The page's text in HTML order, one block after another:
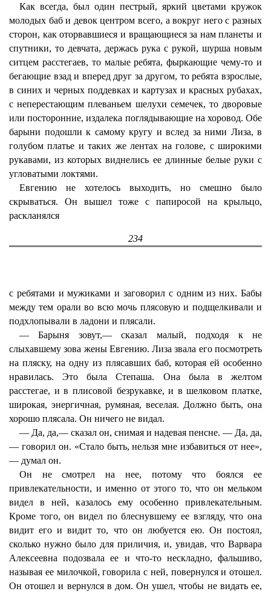
Как всегда, был один пестрый, яркий цветами кружок
молодых баб и девок центром всего, а вокруг него с разных
сторон, как оторвавшиеся и вращающиеся за нам планеты и
спутники, то девчата, держась рука с рукой, шурша новым
ситцем расстегаев, то малые ребята, фыркающие чему-то и
бегающие взад и вперед друг за другом, то ребята взрослые,
в синих и черных поддевках и картузах и красных рубахах,
с неперестающим плеваньем шелухи семечек, то дворовые
или посторонние, издалека поглядывающие на хоровод. Обе
барыни подошли к самому кругу и вслед за ними Лиза, в
голубом платье и таких же лентах на голове, с широкими
рукавами, из которых виднелись ее длинные белые руки с
угловатыми локтями.
Евгению не хотелось выходить, но смешно было
скрываться. Он вышел тоже с папиросой на крыльцо,
раскланялся
234
с ребятами и мужиками и заговорил с одним из них. Бабы
между тем орали во всю мочь плясовую и подщелкивали и
подхлопывали в ладони и плясали.
— Барыня зовут,— сказал малый, подходя к не
слыхавшему зова жены Евгению. Лиза звала его посмотреть
на пляску, на одну из плясавших баб, которая ей особенно
нравилась. Это была Степаша. Она была в желтом
расстегае, и в плисовой безрукавке, и в шелковом платке,
широкая, энергичная, румяная, веселая. Должно быть, она
хорошо плясала. Он ничего не видал.
— Да, да,— сказал он, снимая и надевая пенсне. — Да, да,
— говорил он. «Стало быть, нельзя мне избавиться от нее»,
— думал он.
Он не смотрел на нее, потому что боялся ее
привлекательности, и именно от этого то, что он мельком
видел в ней, казалось ему особенно привлекательным.
Кроме того, он видел по блеснувшему ее взгляду, что она
видит его и видит то, что он любуется ею. Он постоял,
сколько нужно было для приличия, и, увидав, что Варвара
Алексеевна подозвала ее и что-то нескладно, фальшиво,
называя ее милочкой, говорила с ней, повернулся и отошел.
Он отошел и вернулся в дом. Он ушел, чтобы не видать ее,